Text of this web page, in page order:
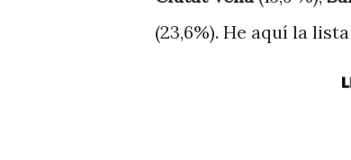
(23,6%). He aquí la